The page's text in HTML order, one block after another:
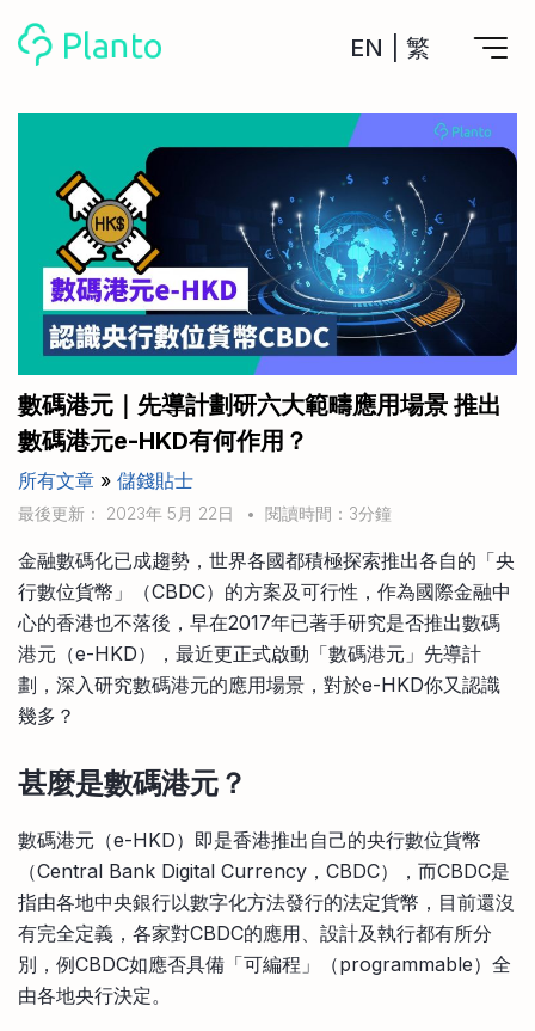
EN 繁
計劃買樓
計劃買樓第一步
全功能記賬
管理及分析所有戶口
管理MPF戶口
一次過管理所有強積金戶口
申請清卡數/私人貸款
CreFIT x Planto推廣優惠
私人貸款
年利率/APR/年息比較
投資戶口 (美股)
比較最抵美股投資戶口
投資戶口 (港股)
比較最抵港股投資戶口
投資加密貨幣
比較最抵Crypto交易所
月供股票計劃
比較最抵月供計劃戶口
比較定存利率
信用卡
比較各種最優惠信用卡
關於我們
Academy
Marketplace
其他網站
手機App與理財資訊
商業解決方案
企業服務
數碼港元｜先導計劃研六大範疇應用場景 推出
數碼港元e-HKD有何作用？
所有文章 » 儲錢貼士
最後更新： 2023年 5月 22日 • 閱讀時間：3分鐘
金融數碼化已成趨勢，世界各國都積極探索推出各自的「央
行數位貨幣」（CBDC）的方案及可行性，作為國際金融中
心的香港也不落後，早在2017年已著手研究是否推出數碼
港元（e-HKD），最近更正式啟動「數碼港元」先導計
劃，深入研究數碼港元的應用場景，對於e-HKD你又認識
幾多？
甚麼是數碼港元？
數碼港元（e-HKD）即是香港推出自己的央行數位貨幣
（Central Bank Digital Currency，CBDC），而CBDC是
指由各地中央銀行以數字化方法發行的法定貨幣，目前還沒
有完全定義，各家對CBDC的應用、設計及執行都有所分
別，例CBDC如應否具備「可編程」（programmable）全
由各地央行決定。